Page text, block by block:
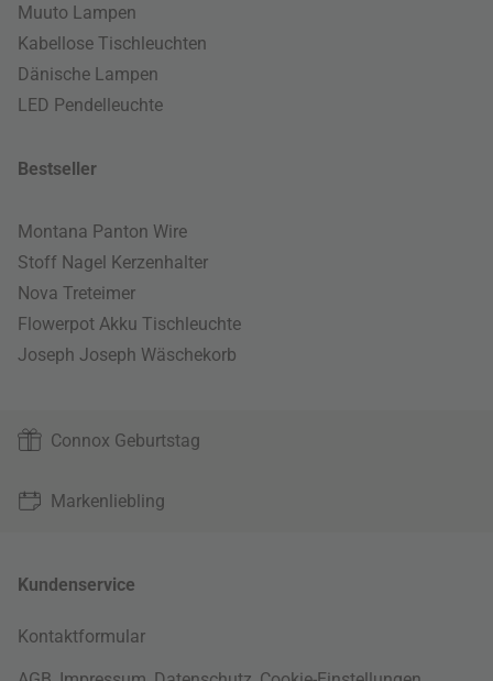
Muuto Lampen
Kabellose Tischleuchten
Dänische Lampen
LED Pendelleuchte
Bestseller
Montana Panton Wire
Stoff Nagel Kerzenhalter
Nova Treteimer
Flowerpot Akku Tischleuchte
Joseph Joseph Wäschekorb
Connox Geburtstag
Markenliebling
Kundenservice
Kontaktformular